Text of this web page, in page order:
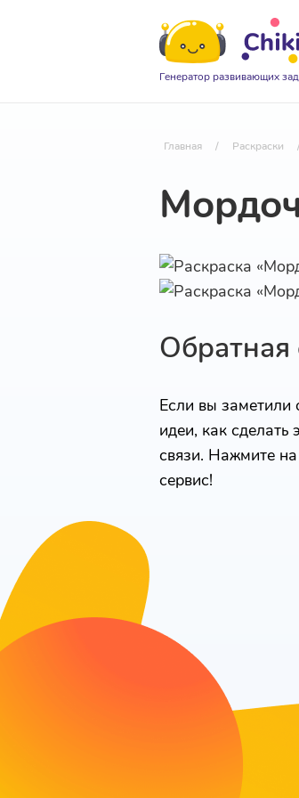
Генератор развивающих
Главная / Раскраски
Обратная
Если вы заметили
идеи, как
связи. Нажмите на
сервис!